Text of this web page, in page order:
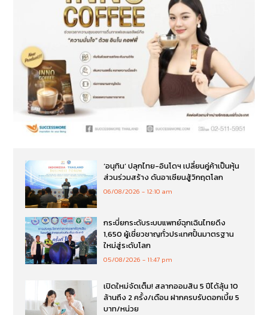
‘อนุทิน’ ปลุกไทย-อินโดฯ เปลี่ยนคู่ค้าเป็นหุ้น
ส่วนร่วมสร้าง ดันอาเซียนสู้วิกฤตโลก
06/08/2026 12:10 am
กระบี่ยกระดับระบบแพทย์ฉุกเฉินไทยดึง
1,650 ผู้เชี่ยวชาญทั่วประเทศปั้นมาตรฐาน
ใหม่สู่ระดับโลก
05/08/2026 11:47 pm
เปิดใหม่จัดเต็ม! สลากออมสิน 5 ปีได้ลุ้น 10
ล้านถึง 2 ครั้ง/เดือน ฝากครบรับดอกเบี้ย 5
บาท/หน่วย